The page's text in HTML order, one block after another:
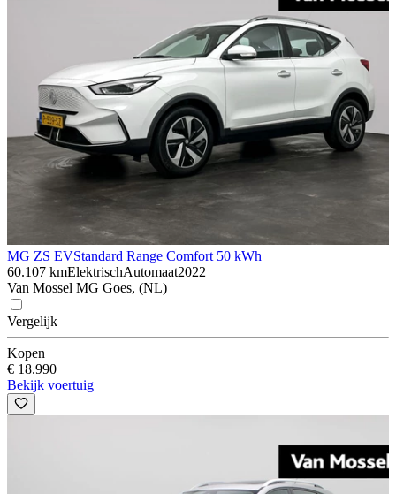
MG ZS EVStandard Range Comfort 50 kWh
60.107 kmElektrischAutomaat2022
Van Mossel MG Goes, (NL)
Vergelijk
Kopen
€ 18.990
Bekijk voertuig